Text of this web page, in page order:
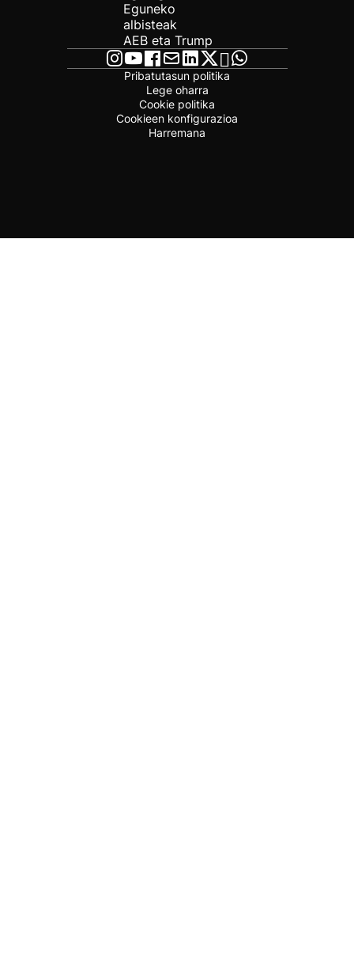
Eguneko
albisteak
AEB eta Trump
Pribatutasun politika
Lege oharra
Cookie politika
Cookieen konfigurazioa
Harremana